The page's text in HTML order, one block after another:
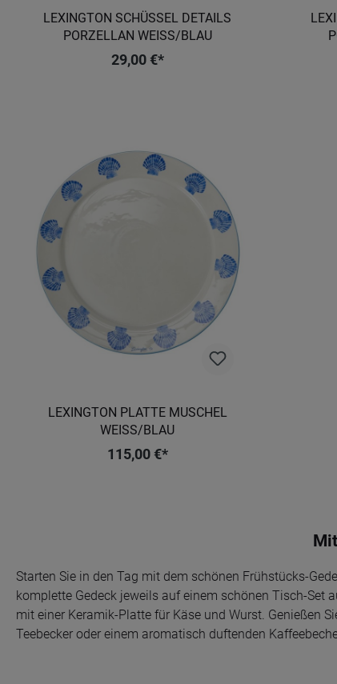
LEXINGTON SCHÜSSEL DETAILS
PORZELLAN WEISS/BLAU
29,00 €*
LEXINGTON PLATTE MUSCHEL
WEISS/BLAU
115,00 €*
Starten Sie in den Tag mit dem schönen Frühstücks-
komplette Gedeck jeweils auf einem schönen Tisch-Set
mit einer Keramik-Platte für Käse und Wurst. Genießen
Teebecker oder einem aromatisch duftenden